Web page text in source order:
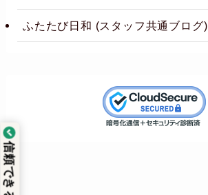
ふたたび日和 (スタッフ共通ブログ)